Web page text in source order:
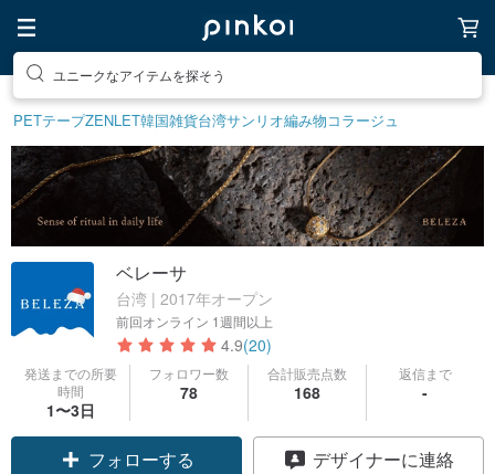
ユニークなアイテムを探そう
PETテープZENLET韓国雑貨台湾サンリオ編み物コラージュ
ベレーサ
台湾 | 2017年オープン
前回オンライン 1週間以上
4.9(20)
発送までの所要
時間
1〜3日
フォロワー数
78
合計販売点数
168
返信まで
-
フォローする デザイナーに連絡